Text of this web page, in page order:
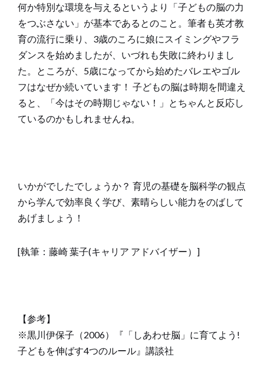
何か特別な環境を与えるというより「子どもの脳の力
をつぶさない」が基本であるとのこと。筆者も英才教
育の流行に乗り、3歳のころに娘にスイミングやフラ
ダンスを始めましたが、いづれも失敗に終わりまし
た。ところが、5歳になってから始めたバレエやゴル
フはなぜか続いています！ 子どもの脳は時期を間違え
ると、「今はその時期じゃない！」とちゃんと反応し
ているのかもしれませんね。
いかがでしたでしょうか？ 育児の基礎を脳科学の観点
から学んで効率良く学び、素晴らしい能力をのばして
あげましょう！
[執筆：藤崎 葉子(キャリア アドバイザー）]
【参考】
※黒川伊保子（2006）『「しあわせ脳」に育てよう!
子どもを伸ばす4つのルール』講談社